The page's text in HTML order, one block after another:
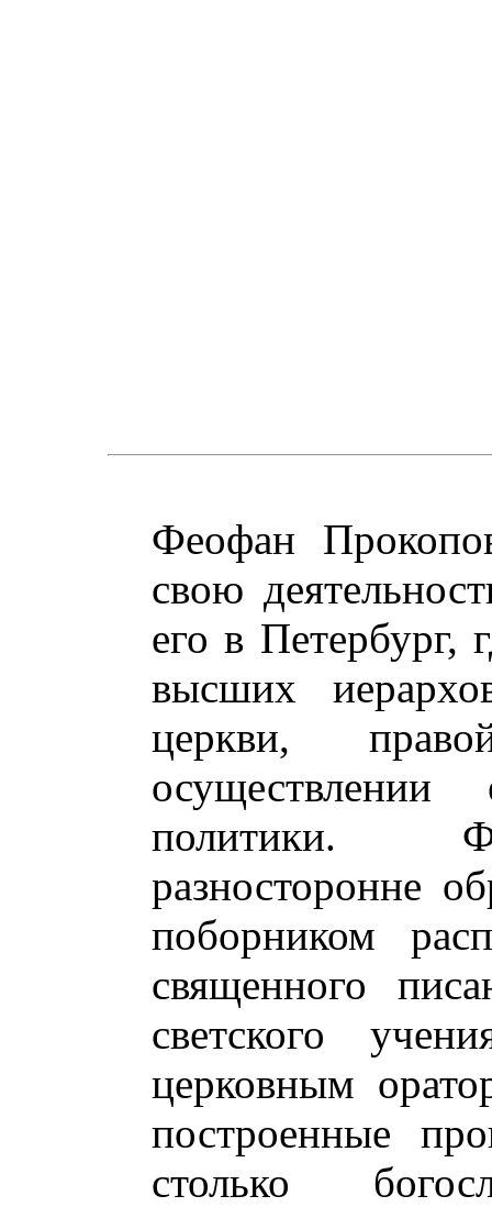
Феофан
свою
его в Петербург,
высших
церкви,
осуществлении
политики.
разносторонне
поборником
священного
светского
церковным
построенные
столько